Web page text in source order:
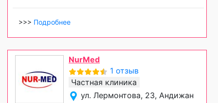
>>> Подробнее
NurMed
1 отзыв
Частная клиника
ул. Лермонтова, 23, Андижан